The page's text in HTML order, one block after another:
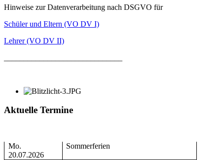
Hinweise zur Datenverarbeitung nach DSGVO für
Schüler und Eltern (VO DV I)
Lehrer (VO DV II)
Aktuelle Termine
Mo.
20.07.2026
Sommerferien